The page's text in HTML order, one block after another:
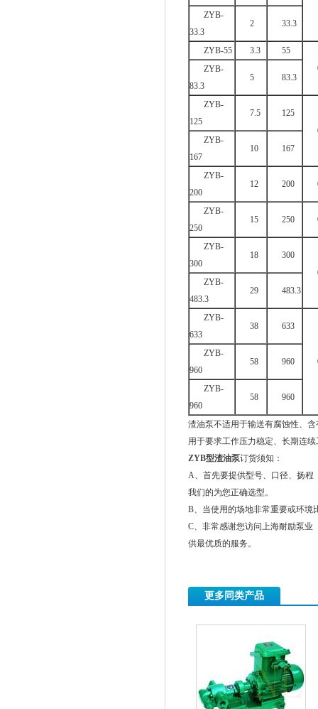
ZYB-
33.3
2 33.3
ZYB-55 3.3
55
ZYB-
83.3
5 83.3
ZYB-
125
7.5
125
ZYB-
167
10 167
ZYB-
200
12 200
ZYB-
250
15 250
ZYB-
300
18
300
ZYB-
483.3
29 483.3
ZYB-
633
38 633
ZYB-
960
58 960
ZYB-
960
58 960
渣油泵不适用于输送有腐蚀性、
用于要求工作压力稳定、长期连
ZYB型渣油泵订货须知：
A、首先要提供型号、口径、扬程
我们的为您正确选型。
B、当使用的场地非常重要或环境
C、非常感谢您访问上海耐励泵业
供最优质的服务。
更多同类产品